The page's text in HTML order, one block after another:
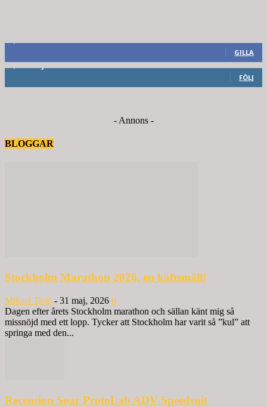
GILLA
FÖLJ
- Annons -
BLOGGAR
Stockholm Marathon 2026, en käftsmäll!
Mikael Tisjö - 31 maj, 2026 0
Dagen efter årets Stockholm marathon och sällan känt mig så
missnöjd med ett lopp. Tycker att Stockholm har varit så ”kul” att
springa med den...
Recension Soar ProtoLab ADV Speedsuit